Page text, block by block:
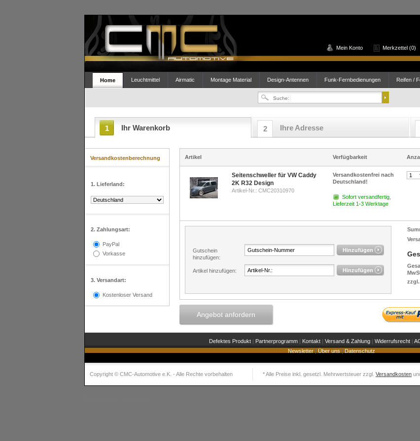
Mein Konto Merkzettel (0)
Home Leuchtmittel Airmatic Montage Material Design-Antennen Funk-Fernbedienungen Reifen /
1 Ihr Warenkorb 2 Ihre Adresse
Versandkostenberechnung
1. Lieferland:
2. Zahlungsart:
PayPal
Vorkasse
3. Versandart:
Kostenloser Versand
Artikel Verfügbarkeit
Seitenschweller für VW Caddy
2K R32 Design
Artikel-Nr.: CMC20310970
Versandkostenfrei nach
Deutschland!
Sofort versandfertig,
Lieferzeit 1-3 Werktage
Gutschein
hinzufügen:
Artikel hinzufügen:
zzgl.
Angebot anfordern
Defektes Produkt | Partnerprogramm | Kontakt | Versand & Zahlung | Widerrufsrecht |
Newsletter | Über uns | Datenschutz
Copyright © CMC-Automotive e.K. - Alle Rechte vorbehalten * Alle Preise inkl. gesetzl. Mehrwertsteuer zzgl. Versandkosten